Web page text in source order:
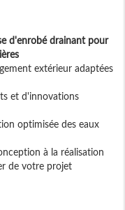
d'enrobé drainant pour
extérieur adaptées
et d'innovations
optimisée des eaux
à la réalisation
de votre projet